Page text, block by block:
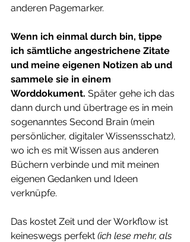
anderen Pagemarker.
Wenn ich einmal durch bin, tippe
ich sämtliche angestrichene Zitate
und meine eigenen Notizen ab und
sammele sie in einem
Worddokument. Später gehe ich das
dann durch und übertrage es in mein
sogenanntes Second Brain (mein
persönlicher, digitaler Wissensschatz),
wo ich es mit Wissen aus anderen
Büchern verbinde und mit meinen
eigenen Gedanken und Ideen
verknüpfe.
Das kostet Zeit und der Workflow ist
keineswegs perfekt (ich lese mehr, als